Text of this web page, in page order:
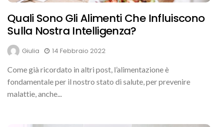
Quali Sono Gli Alimenti Che Influiscono
Sulla Nostra Intelligenza?
Giulia
14 Febbraio 2022
Come già ricordato in altri post, l’alimentazione è
fondamentale per il nostro stato di salute, per prevenire
malattie, anche...